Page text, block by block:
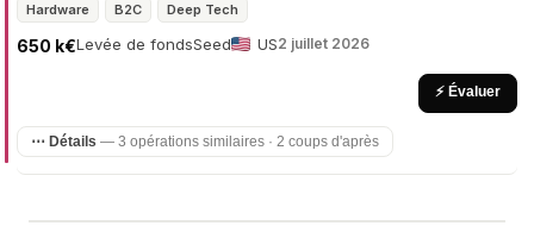
Hardware B2C Deep Tech
Levée de fonds
650 k€ Seed US2 juillet 2026
⚡ Évaluer
⋯ Détails — 3 opérations similaires · 2 coups d'après